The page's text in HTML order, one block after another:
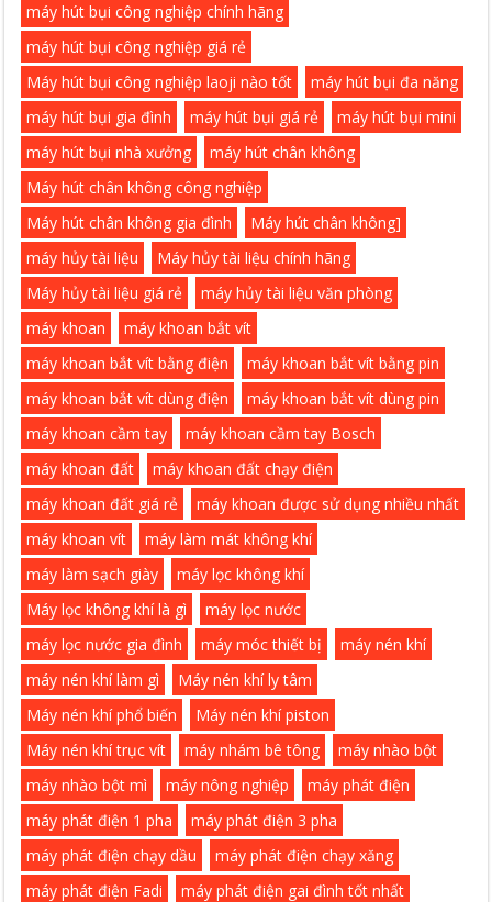
máy hút bụi công nghiệp chính hãng
máy hút bụi công nghiệp giá rẻ
Máy hút bụi công nghiệp laoji nào tốt
máy hút bụi đa năng
máy hút bụi gia đình
máy hút bụi giá rẻ
máy hút bụi mini
máy hút bụi nhà xưởng
máy hút chân không
Máy hút chân không công nghiệp
Máy hút chân không gia đình
Máy hút chân không]
máy hủy tài liệu
Máy hủy tài liệu chính hãng
Máy hủy tài liệu giá rẻ
máy hủy tài liệu văn phòng
máy khoan
máy khoan bắt vít
máy khoan bắt vít bằng điện
máy khoan bắt vít bằng pin
máy khoan bắt vít dùng điện
máy khoan bắt vít dùng pin
máy khoan cầm tay
máy khoan cầm tay Bosch
máy khoan đất
máy khoan đất chạy điện
máy khoan đất giá rẻ
máy khoan được sử dụng nhiều nhất
máy khoan vít
máy làm mát không khí
máy làm sạch giày
máy lọc không khí
Máy lọc không khí là gì
máy lọc nước
máy lọc nước gia đình
máy móc thiết bị
máy nén khí
máy nén khí làm gì
Máy nén khí ly tâm
Máy nén khí phổ biến
Máy nén khí piston
Máy nén khí trục vít
máy nhám bê tông
máy nhào bột
máy nhào bột mì
máy nông nghiệp
máy phát điện
máy phát điện 1 pha
máy phát điện 3 pha
máy phát điện chạy dầu
máy phát điện chạy xăng
máy phát điện Fadi
máy phát điện gai đình tốt nhất